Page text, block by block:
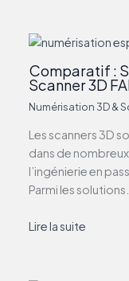
Comparatif :
Scanner 3D
Numérisation 3D &
Les scanners 3D
dans de
l’ingénierie en
Parmi les solutions…
Lire la suite